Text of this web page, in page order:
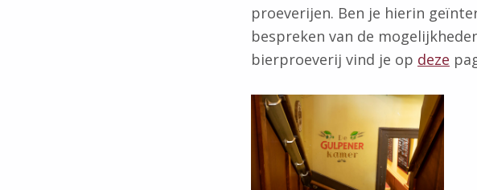
proeverijen. Ben je hierin
bespreken van de
bierproeverij vind je op deze